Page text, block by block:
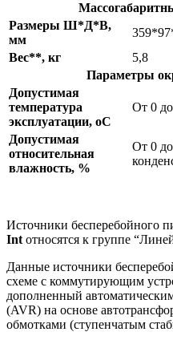
Размеры Ш*Д*В,
мм
Вес**, кг
5,8
Параметры
Допустимая
температура
эксплуатации, оС
От 0
Допустимая
относительная
влажность, %
От 0 до
Источники бесперебойного
Int относятся к группе
Данные источники
схеме с коммутирующим
дополненный
(AVR) на основе
обмотками (ступенчатым